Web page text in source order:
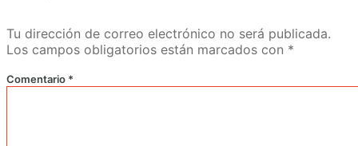
Tu dirección de correo electrónico no será publicada.
Los campos obligatorios están marcados con *
Comentario *